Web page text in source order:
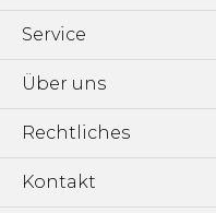
Service
Über uns
Rechtliches
Kontakt